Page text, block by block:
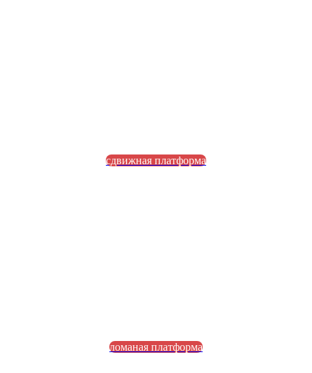
сдвижная платформа
ломаная платформа